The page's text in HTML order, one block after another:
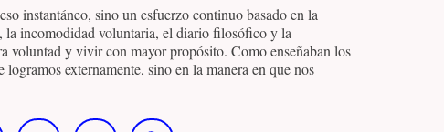
instantáneo, sino un esfuerzo continuo basado en la
incomodidad voluntaria, el diario filosófico y la
voluntad y vivir con mayor propósito. Como enseñaban los
externamente, sino en la manera en que nos